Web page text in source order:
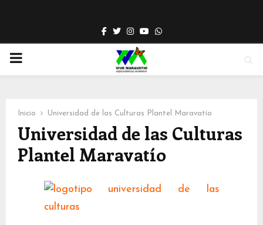
Facebook
TwitterInstagram
YoutubeWhatsapp
PRIMARY
Inicio Universidad de las Culturas Plantel Maravatío
Universidad de las Culturas
Plantel Maravatío